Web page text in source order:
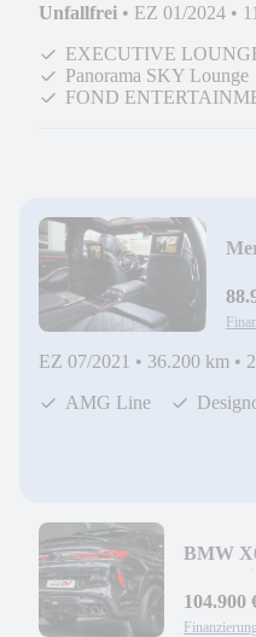
Unfallfrei • EZ 01/2024 •
EXECUTIVE
Panorama SKY Lounge
FOND
EZ 07/2021 • 36.200 km •
AMG Line
BMW
SKY*23
104.900